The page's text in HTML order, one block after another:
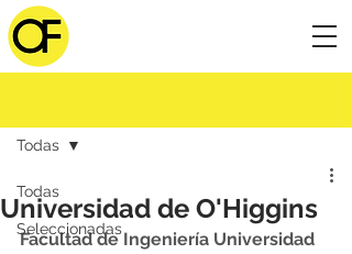
Todas
Seleccionadas
Todas
Universidad de O'Higgins
Facultad de Ingeniería Universidad